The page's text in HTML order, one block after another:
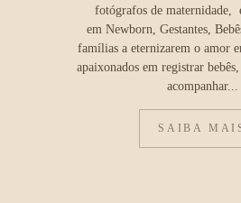
fotógrafos de maternidade,
em Newborn, Gestantes,
famílias a eternizarem o amor
apaixonados em registrar
acompanhar...
SAIBA